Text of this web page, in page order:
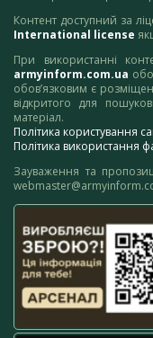
Контент доступний за
International license
При використанні
armyinform.com.ua
обов’язковим є
відкритого для
матеріал.
Політика користування
Політика використання
Зауваження та